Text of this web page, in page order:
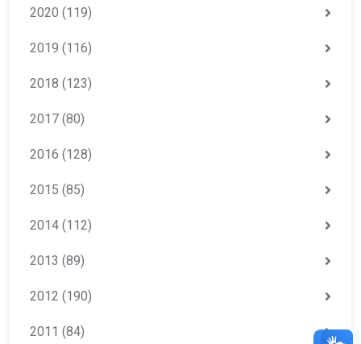
2020 (119)
2019 (116)
2018 (123)
2017 (80)
2016 (128)
2015 (85)
2014 (112)
2013 (89)
2012 (190)
2011 (84)